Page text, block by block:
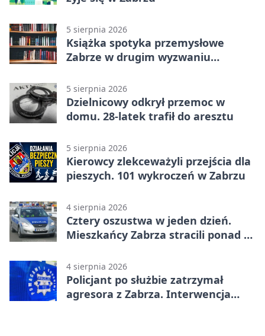
5 sierpnia 2026
Książka spotyka przemysłowe
Zabrze w drugim wyzwaniu
5 sierpnia 2026
Dzielnicowy odkrył przemoc w
domu. 28-latek trafił do aresztu
5 sierpnia 2026
Kierowcy zlekceważyli przejścia dla
pieszych. 101 wykroczeń w Zabrzu
4 sierpnia 2026
Cztery oszustwa w jeden dzień.
Mieszkańcy Zabrza stracili ponad 6
4 sierpnia 2026
Policjant po służbie zatrzymał
agresora z Zabrza. Interwencja